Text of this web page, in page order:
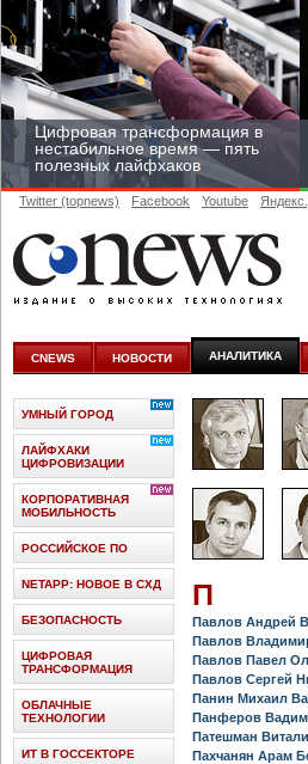
Цифровая трансформация в
нестабильное время — пять
полезных лайфхаков
цифровизироваться со
скоростью крупных
корпораций
Twitter (topnews) Facebook Youtube
CNEWS НОВОСТИ АНАЛИТИКА
П
Павлов Андрей
Павлов
Павлов Павел
Павлов Сергей
Панин Михаил
Панферов
Патешман
Пахчанян Арам
УМНЫЙ ГОРОД
ЛАЙФХАКИ
ЦИФРОВИЗАЦИИ
КОРПОРАТИВНАЯ
МОБИЛЬНОСТЬ
РОССИЙСКОЕ ПО
NETAPP: НОВОЕ В СХД
БЕЗОПАСНОСТЬ
ЦИФРОВАЯ
ТРАНСФОРМАЦИЯ
ОБЛАЧНЫЕ
ТЕХНОЛОГИИ
ИТ В ГОССЕКТОРЕ